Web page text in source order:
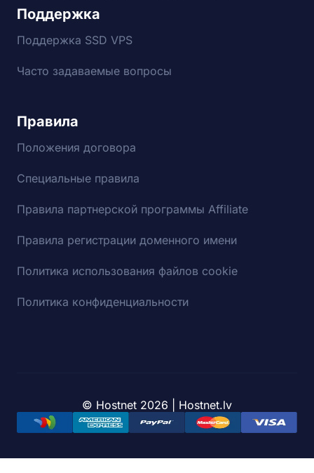
Поддержка
Поддержка SSD VPS
Часто задаваемые вопросы
Правила
Положения договора
Специальные правила
Правила партнерской программы Affiliate
Правила регистрации доменного имени
Политика использования файлов cookie
Политика конфиденциальности
© Hostnet 2026 | Hostnet.lv